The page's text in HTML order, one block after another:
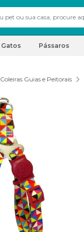
Gatos Pássaros
Coleiras Guias e Peitorais